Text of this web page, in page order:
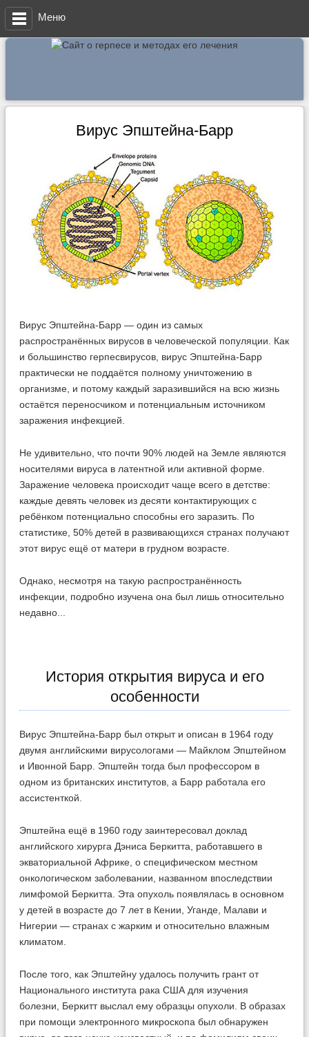
Вирус Эпштейна-Барр
Вирус Эпштейна-Барр — один из самых
распространённых вирусов в человеческой популяции. Как
и большинство герпесвирусов, вирус Эпштейна-Барр
практически не поддаётся полному уничтожению в
организме, и потому каждый заразившийся на всю жизнь
остаётся переносчиком и потенциальным источником
заражения инфекцией.
Не удивительно, что почти 90% людей на Земле являются
носителями вируса в латентной или активной форме.
Заражение человека происходит чаще всего в детстве:
каждые девять человек из десяти контактирующих с
ребёнком потенциально способны его заразить. По
статистике, 50% детей в развивающихся странах получают
этот вирус ещё от матери в грудном возрасте.
Однако, несмотря на такую распространённость
инфекции, подробно изучена она был лишь относительно
недавно...
История открытия вируса и его
особенности
Вирус Эпштейна-Барр был открыт и описан в 1964 году
двумя английскими вирусологами — Майклом Эпштейном
и Ивонной Барр. Эпштейн тогда был профессором в
одном из британских институтов, а Барр работала его
ассистенткой.
Эпштейна ещё в 1960 году заинтересовал доклад
английского хирурга Дэниса Беркитта, работавшего в
экваториальной Африке, о специфическом местном
онкологическом заболевании, названном впоследствии
лимфомой Беркитта. Эта опухоль появлялась в основном
у детей в возрасте до 7 лет в Кении, Уганде, Малави и
Нигерии — странах с жарким и относительно влажным
климатом.
После того, как Эпштейну удалось получить грант от
Национального института рака США для изучения
болезни, Беркитт выслал ему образцы опухоли. В образах
при помощи электронного микроскопа был обнаружен
Меню